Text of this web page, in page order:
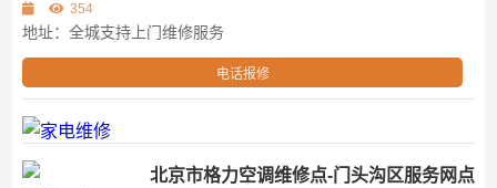
354
地址：全城支持上门维修服务
电话报修
北京市格力空调维修点-门头沟区服务网点